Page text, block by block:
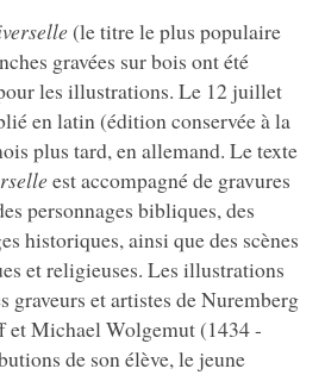
(le titre le plus populaire
gravées sur bois ont été
les illustrations. Le 12 juillet
en latin (édition conservée à la
plus tard, en allemand. Le texte
est accompagné de gravures
personnages bibliques, des
historiques, ainsi que des scènes
et religieuses. Les illustrations
graveurs et artistes de Nuremberg
Michael Wolgemut (1434 -
de son élève, le jeune